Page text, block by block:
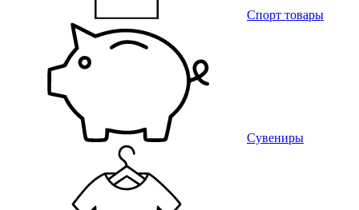
Спорт товары
Сувениры